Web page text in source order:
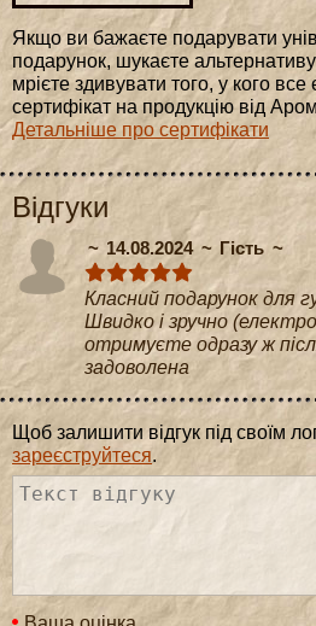
Якщо ви бажаєте подарувати
подарунок, шукаєте
мрієте здивувати того, у кого
сертифікат на продукцію від
Детальніше про сертифікати
Відгуки
14.08.2024 Гість
Класний подарунок для
Швидко і зручно
отримуєте одразу ж
задоволена
Щоб залишити відгук під своїм
зареєструйтеся.